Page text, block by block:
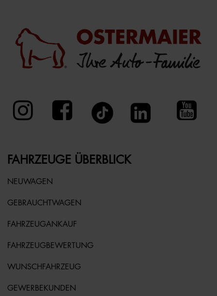
FAHRZEUGE ÜBERBLICK
NEUWAGEN
GEBRAUCHTWAGEN
FAHRZEUGANKAUF
FAHRZEUGBEWERTUNG
WUNSCHFAHRZEUG
GEWERBEKUNDEN